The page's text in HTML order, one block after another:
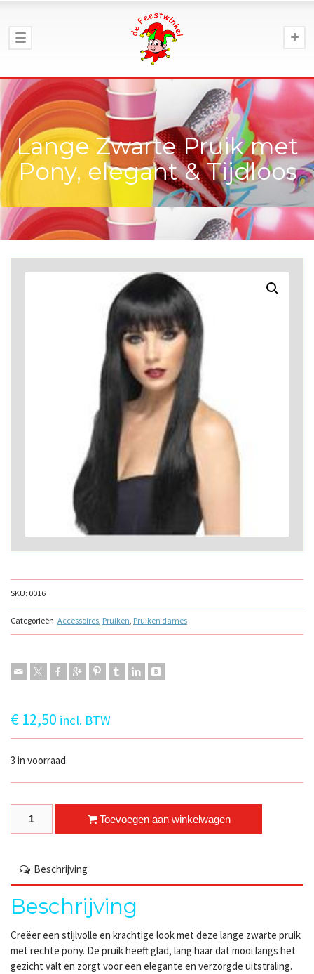
Lange Zwarte Pruik met
Pony, elegant & Tijdloos
SKU: 0016
Categorieën: Accessoires, Pruiken, Pruiken dames
€ 12,50 incl. BTW
3 in voorraad
Lange Zwarte Pruik met Pony, elegant & Tijdloos quantity
Toevoegen aan winkelwagen
Beschrijving
Beschrijving
Creëer een stijlvolle en krachtige look met deze lange zwarte pruik
met rechte pony. De pruik heeft glad, lang haar dat mooi langs het
gezicht valt en zorgt voor een elegante en verzorgde uitstraling.